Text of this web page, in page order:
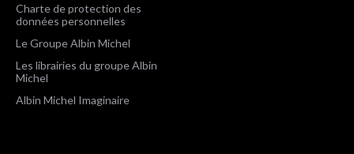
Charte de protection des
données personnelles
Le Groupe Albin Michel
Les librairies du groupe Albin
Michel
Albin Michel Imaginaire